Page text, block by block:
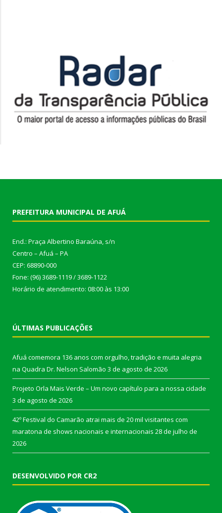
PREFEITURA MUNICIPAL DE AFUÁ
End.: Praça Albertino Baraúna, s/n
Centro – Afuá – PA
CEP: 68890-000
Fone: (96) 3689-1119 / 3689-1122
Horário de atendimento: 08:00 às 13:00
ÚLTIMAS PUBLICAÇÕES
Afuá comemora 136 anos com orgulho, tradição e muita alegria
na Quadra Dr. Nelson Salomão 3 de agosto de 2026
Projeto Orla Mais Verde – Um novo capítulo para a nossa cidade
3 de agosto de 2026
42º Festival do Camarão atrai mais de 20 mil visitantes com
maratona de shows nacionais e internacionais 28 de julho de
2026
DESENVOLVIDO POR CR2